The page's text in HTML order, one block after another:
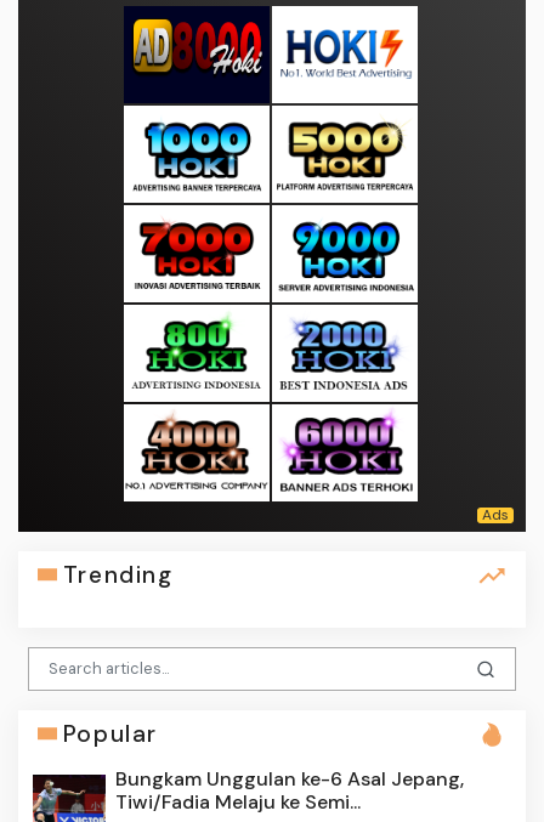
Trending
Popular
Bungkam Unggulan ke-6 Asal Jepang,
Tiwi/Fadia Melaju ke Semi...